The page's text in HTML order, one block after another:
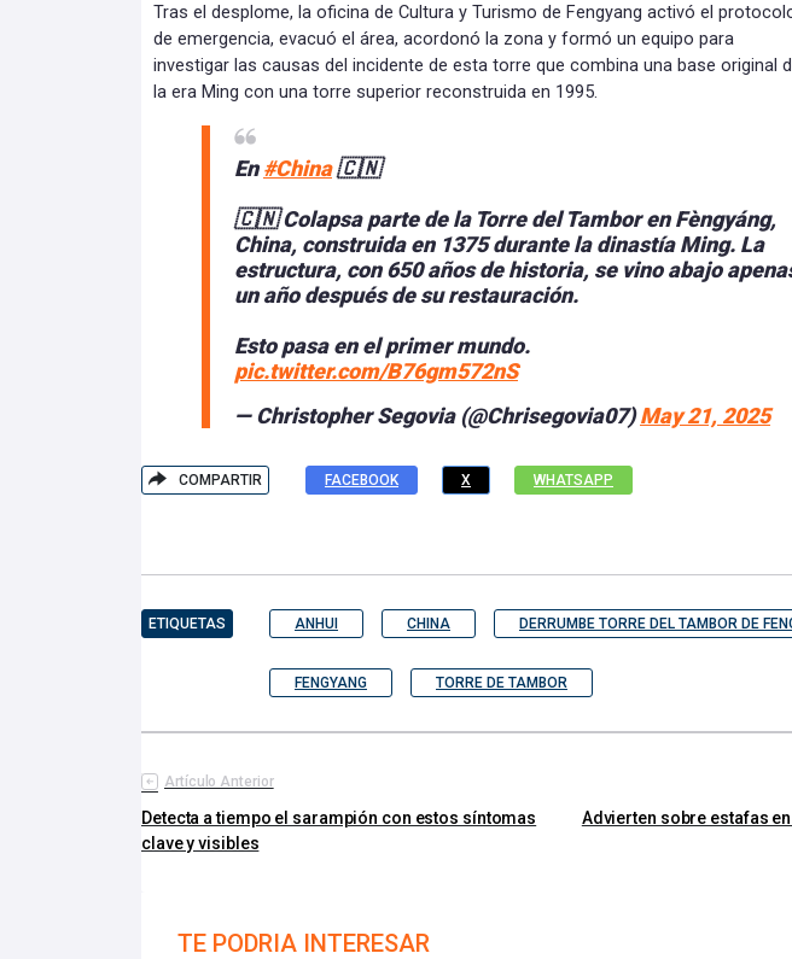
Tras el desplome, la oficina de Cultura y Turismo de Fengyang activó el
de emergencia, evacuó el área, acordonó la zona y formó un equipo para
investigar las causas del incidente de esta torre que combina una base original
la era Ming con una torre superior reconstruida en 1995.
En#China🇨🇳
🇨🇳 Colapsa parte de la Torre del Tambor en Fèngyáng,
China, construida en 1375 durante la dinastía Ming. La
estructura, con 650 años de historia, se vino abajo
un año después de su restauración.
Esto pasa en el primer mundo.
pic.twitter.com/B76gm572nS
— Christopher Segovia (@Chrisegovia07)May 21, 2025
COMPARTIR FACEBOOK X WHATSAPP
ETIQUETAS ANHUI CHINA DERRUMBE TORRE DEL TAMBOR DE
FENGYANG TORRE DE TAMBOR
Artículo Anterior
Detecta a tiempo el sarampión con estos síntomas
clave y visibles
Advierten sobre estafas
TE PODRIA INTERESAR